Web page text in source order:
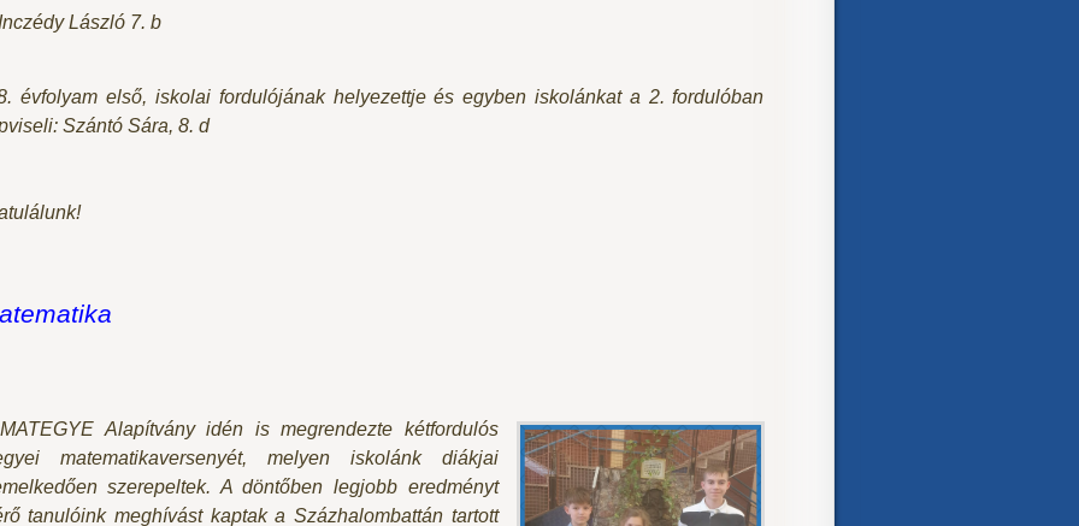
László 7. b
évfolyam első, iskolai fordulójának helyezettje és egyben iskolánkat a 2. fordulóban
Szántó Sára, 8. d
Alapítvány idén is megrendezte kétfordulós
matematikaversenyét, melyen iskolánk diákjai
szerepeltek. A döntőben legjobb eredményt
tanulóink meghívást kaptak a Százhalombattán tartott